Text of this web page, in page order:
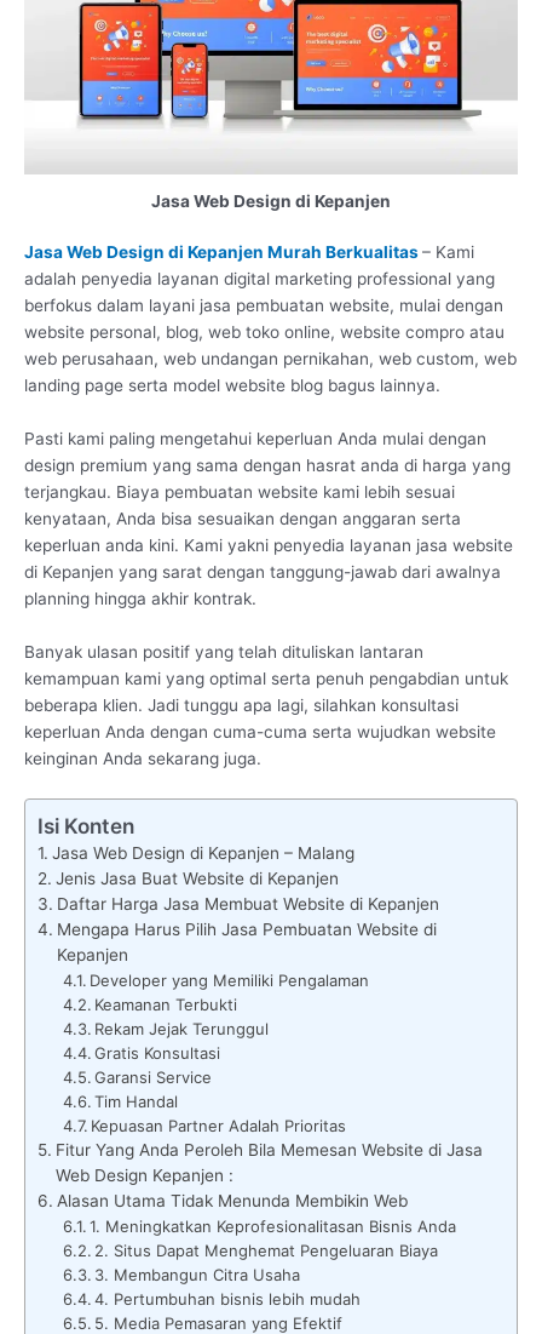
Jasa Web Design di Kepanjen
Jasa Web Design di Kepanjen Murah Berkualitas– Kami
adalah penyedia layanan digital marketing professional yang
berfokus dalam layani jasa pembuatan website, mulai dengan
website personal, blog, web toko online, website compro atau
web perusahaan, web undangan pernikahan, web custom, web
landing page serta model website blog bagus lainnya.
Pasti kami paling mengetahui keperluan Anda mulai dengan
design premium yang sama dengan hasrat anda di harga yang
terjangkau. Biaya pembuatan website kami lebih sesuai
kenyataan, Anda bisa sesuaikan dengan anggaran serta
keperluan anda kini. Kami yakni penyedia layanan jasa website
di Kepanjen yang sarat dengan tanggung-jawab dari awalnya
planning hingga akhir kontrak.
Banyak ulasan positif yang telah dituliskan lantaran
kemampuan kami yang optimal serta penuh pengabdian untuk
beberapa klien. Jadi tunggu apa lagi, silahkan konsultasi
keperluan Anda dengan cuma-cuma serta wujudkan website
keinginan Anda sekarang juga.
Isi Konten
Jasa Web Design di Kepanjen – Malang
Jenis Jasa Buat Website di Kepanjen
Daftar Harga Jasa Membuat Website di Kepanjen
Mengapa Harus Pilih Jasa Pembuatan Website di
Kepanjen
Developer yang Memiliki Pengalaman
Keamanan Terbukti
Rekam Jejak Terunggul
Gratis Konsultasi
Garansi Service
Tim Handal
Kepuasan Partner Adalah Prioritas
Fitur Yang Anda Peroleh Bila Memesan Website di Jasa
Web Design Kepanjen :
Alasan Utama Tidak Menunda Membikin Web
1. Meningkatkan Keprofesionalitasan Bisnis Anda
2. Situs Dapat Menghemat Pengeluaran Biaya
3. Membangun Citra Usaha
4. Pertumbuhan bisnis lebih mudah
5. Media Pemasaran yang Efektif